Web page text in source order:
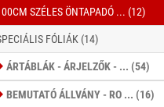
SZÉLES ÖNTAPADÓ ... (12)
FÓLIÁK (14)
ÁRTÁBLÁK - ÁRJELZŐK - ... (54)
BEMUTATÓ ÁLLVÁNY - RO ... (16)